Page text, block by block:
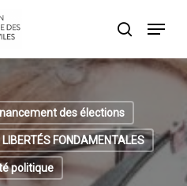
recherche
Menu
des élections
LIBERTÉS FONDAMENTALES
politique
Menu